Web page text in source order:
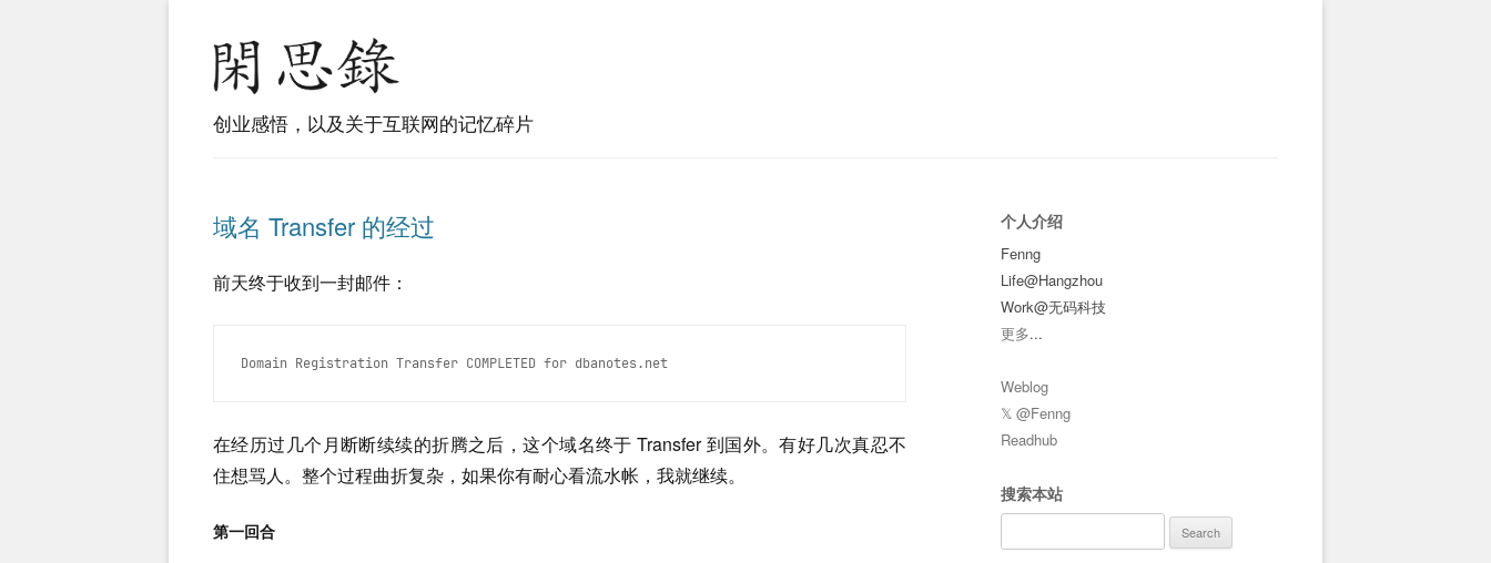
创业感悟，以及关于互联网的记忆碎片
域名 Transfer 的经过
前天终于收到一封邮件：
Domain Registration Transfer COMPLETED for dbanotes.net
在经历过几个月断断续续的折腾之后，这个域名终于 Transfer 到国外。有好几次真忍不
住想骂人。整个过程曲折复杂，如果你有耐心看流水帐，我就继续。
第一回合
个人介绍
Fenng
Life@Hangzhou
Work@无码科技
更多...
Weblog
𝕏 @Fenng
Readhub
搜索本站
for: